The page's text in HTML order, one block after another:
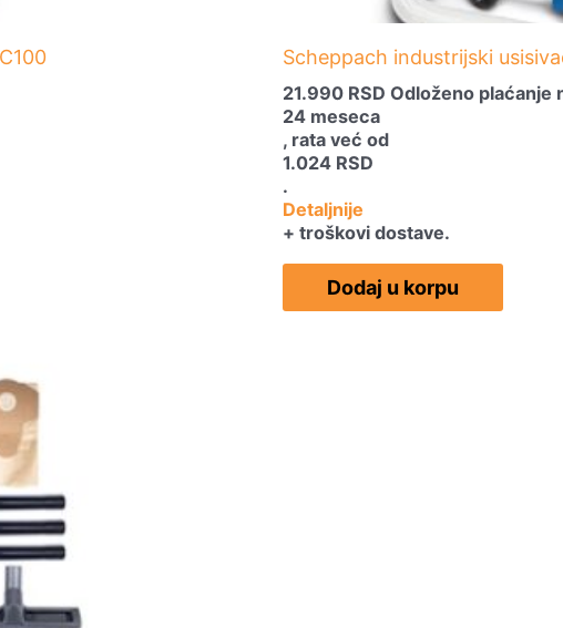
Scheppach industrijski
21.990 RSD Odloženo plaćanje
24 meseca
, rata već od
1.024 RSD
.
Detaljnije
+ troškovi dostave.
Dodaj u korpu